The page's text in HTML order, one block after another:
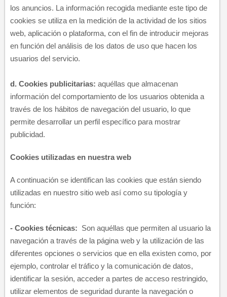
los anuncios. La información recogida mediante este tipo de
cookies se utiliza en la medición de la actividad de los sitios
web, aplicación o plataforma, con el fin de introducir mejoras
en función del análisis de los datos de uso que hacen los
usuarios del servicio.
d. Cookies publicitarias: aquéllas que almacenan
información del comportamiento de los usuarios obtenida a
través de los hábitos de navegación del usuario, lo que
permite desarrollar un perfil específico para mostrar
publicidad.
Cookies utilizadas en nuestra web​
A continuación se identifican las cookies que están siendo
utilizadas en nuestro sitio web así como su tipología y
función:
​- Cookies técnicas:
Son aquéllas que permiten al usuario la
navegación a través de la página web y la utilización de las
diferentes opciones o servicios que en ella existen como, por
ejemplo, controlar el tráfico y la comunicación de datos,
identificar la sesión, acceder a partes de acceso restringido,
utilizar elementos de seguridad durante la navegación o